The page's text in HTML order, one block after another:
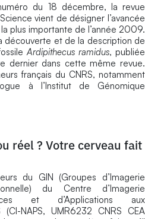
du 18 décembre, la revue
vient de désigner l’avancée
plus importante de l’année 2009.
découverte et de la description de
Ardipithecus ramidus, publiée
dernier dans cette même revue.
français du CNRS, notamment
à l’Institut de Génomique
réel ? Votre cerveau fait
du GIN (Groupes d’Imagerie
du Centre d’Imagerie
et d’Applications aux
(CI-NAPS, UMR6232 CNRS CEA